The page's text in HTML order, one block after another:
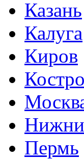
Казань
Калуга
Киров
Пермь